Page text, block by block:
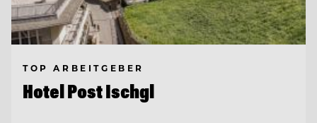
TOP ARBEITGEBER
Hotel Post Ischgl